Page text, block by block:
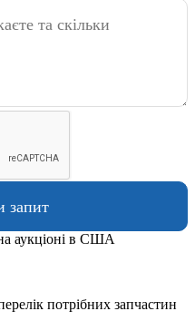
аукціоні в США
потрібних запчастин